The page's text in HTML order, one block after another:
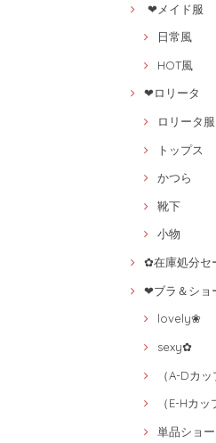
❤メイド服
日常風
HOT風
❤ロリータ
ロリータ服
トップス
かつら
靴下
小物
✿在庫処分セ
❤ブラ＆ショ
lovely❀
sexy✿
（A-Dカッ
（E-Hカッ
単品ショ